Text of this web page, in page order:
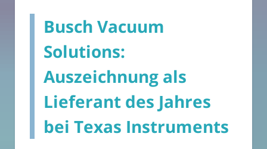
Busch Vacuum
Solutions:
Auszeichnung als
Lieferant des Jahres
bei Texas Instruments